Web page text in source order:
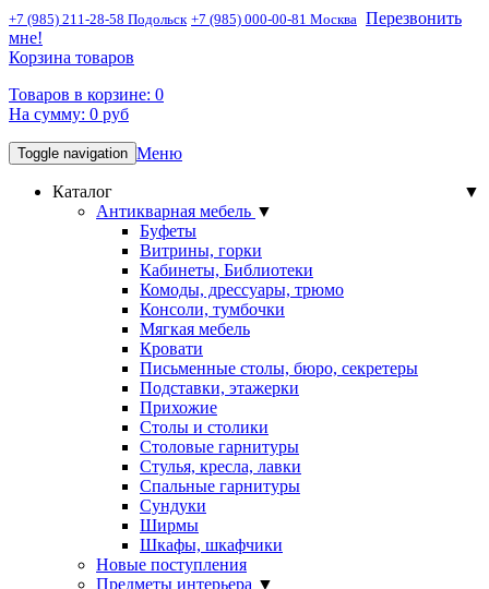
+7 (985) 211-28-58 Подольск +7 (985) 000-00-81 Москва Перезвонить
мне!
Корзина товаров
Товаров в корзине: 0
На сумму: 0 руб
Toggle navigation Меню
Каталог
▼
Антикварная мебель ▼
Буфеты
Витрины, горки
Кабинеты, Библиотеки
Комоды, дрессуары, трюмо
Консоли, тумбочки
Мягкая мебель
Кровати
Письменные столы, бюро, секретеры
Подставки, этажерки
Прихожие
Столы и столики
Столовые гарнитуры
Стулья, кресла, лавки
Спальные гарнитуры
Сундуки
Ширмы
Шкафы, шкафчики
Новые поступления
Предметы интерьера ▼